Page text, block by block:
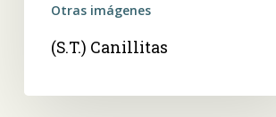
Otras imágenes
(S.T.) Canillitas